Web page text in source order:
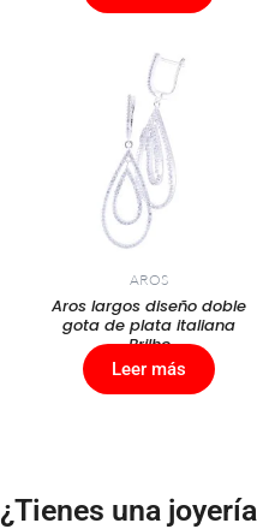
AROS
Aros largos diseño doble
gota de plata italiana
Brilho
Leer más
¿Tienes una joyería